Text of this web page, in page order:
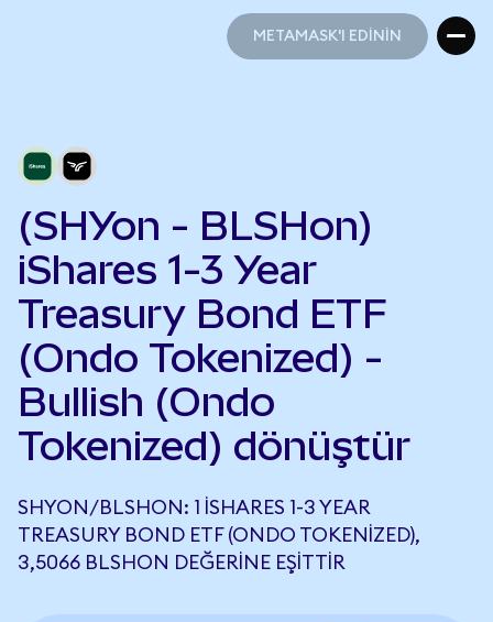
METAMASK'I EDİNİN
(SHYon - BLSHon)
iShares 1-3 Year
Treasury Bond ETF
(Ondo Tokenized) -
Bullish (Ondo
Tokenized) dönüştür
SHYON/BLSHON: 1 ISHARES 1-3 YEAR
TREASURY BOND ETF (ONDO TOKENIZED),
3,5066 BLSHON DEĞERINE EŞITTIR